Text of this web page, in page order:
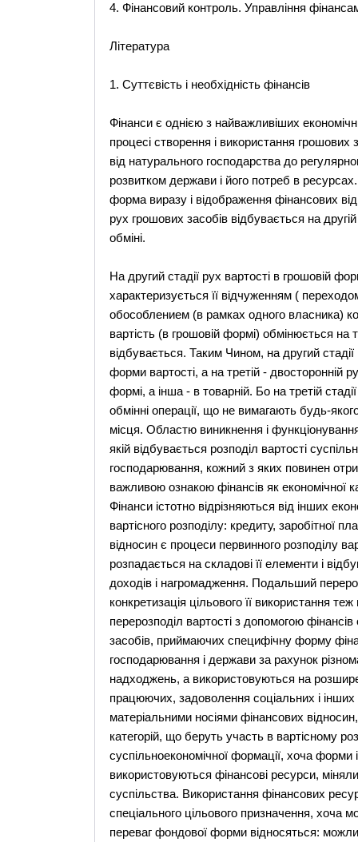
4. Фінансовий контроль. Управління
Література
1. Суттєвість і необхідність фінансів
Фінанси є однією з найважливіших
процесі створення і використання
від натурального господарства до
розвитком держави і його потреб в
форма виразу і відображення фінансових
рух грошових засобів відбувається на
обміні.
На другий стадії рух вартості в грошовій
характеризується її відчуженням (
обособлением (в рамках одного власника)
вартість (в грошовій формі) обмінюється
відбувається. Таким Чином, на другий
форми вартості, а на третій - двосторонній
формі, а інша - в товарній. Бо на третій
обмінні операції, що не вимагають будь-
місця. Областю виникнення і
якій відбувається розподіл вартості
господарювання, кожний з яких повинен
важливою ознакою фінансів як економічної
Фінанси істотно відрізняються від інших
вартісного розподілу: кредиту, заробітної
відносин є процеси первинного розподілу
розпадається на складові її елементи і
доходів і нагромадження. Подальший
конкретизація цільового її використання
перерозподіл вартості з допомогою
засобів, приймаючих специфічну форму
господарювання і держави за рахунок
надходжень, а використовуються на
працюючих, задоволення соціальних і
матеріальними носіями фінансових
категорій, що беруть участь в вартісному
суспільноекономічної формації, хоча
використовуються фінансові ресурси,
суспільства. Використання фінансових
спеціального цільового призначення, хоча
переваг фондової форми відносяться: